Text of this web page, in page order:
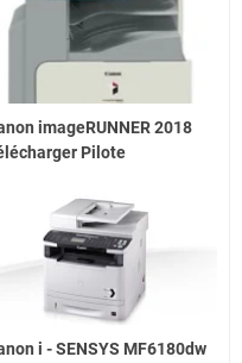
imageRUNNER 2018
Pilote
i - SENSYS MF6180dw